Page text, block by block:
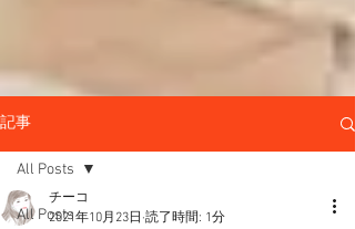
記事
All Posts
All Posts
チーコ
2021年10月23日 読了時間: 1分